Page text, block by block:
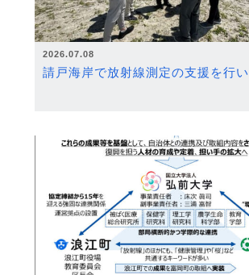
2026.07.08
請戸海岸で放射線測定の支援を行い